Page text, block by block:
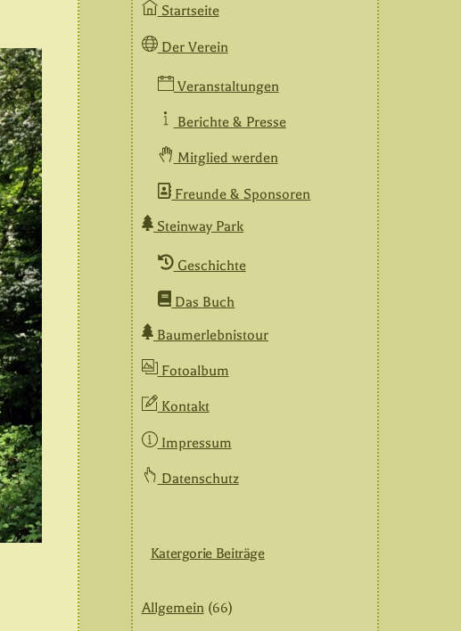
Startseite
Der Verein
Veranstaltungen
Berichte & Presse
Mitglied werden
Freunde & Sponsoren
Steinway Park
Geschichte
Das Buch
Baumerlebnistour
Fotoalbum
Kontakt
Impressum
Datenschutz
Katergorie Beiträge
Allgemein(66)